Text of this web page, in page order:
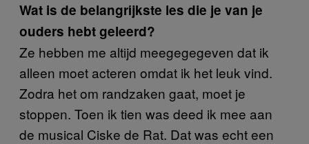
Wat is de belangrijkste les die je van je
ouders hebt geleerd?
Ze hebben me altijd meegegegeven dat ik
alleen moet acteren omdat ik het leuk vind.
Zodra het om randzaken gaat, moet je
stoppen. Toen ik tien was deed ik mee aan
de musical Ciske de Rat. Dat was echt een